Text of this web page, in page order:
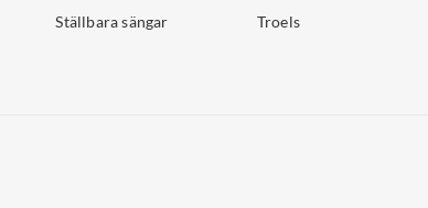
Ställbara sängar
Troels